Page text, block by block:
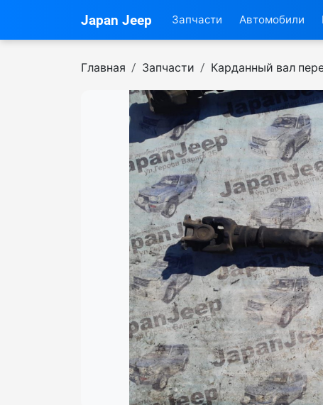
Japan Jeep Запчасти Автомобили
Главная Запчасти Карданный вал